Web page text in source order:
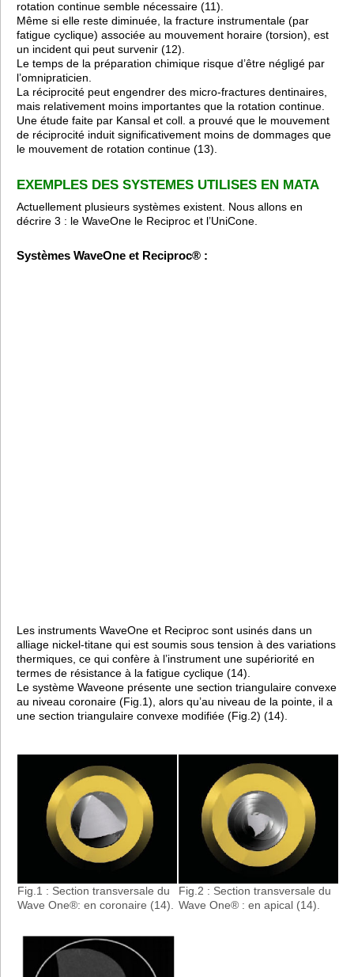
rotation continue semble nécessaire (11).
Même si elle reste diminuée, la fracture instrumentale (par
fatigue cyclique) associée au mouvement horaire (torsion), est
un incident qui peut survenir (12).
Le temps de la préparation chimique risque d’être négligé par
l’omnipraticien.
La réciprocité peut engendrer des micro-fractures dentinaires,
mais relativement moins importantes que la rotation continue.
Une étude faite par Kansal et coll. a prouvé que le mouvement
de réciprocité induit significativement moins de dommages que
le mouvement de rotation continue (13).
EXEMPLES DES SYSTEMES UTILISES EN MATA
Actuellement plusieurs systèmes existent. Nous allons en
décrire 3 : le WaveOne le Reciproc et l’UniCone.
Systèmes WaveOne et Reciproc® :
Les instruments WaveOne et Reciproc sont usinés dans un
alliage nickel-titane qui est soumis sous tension à des variations
thermiques, ce qui confère à l’instrument une supériorité en
termes de résistance à la fatigue cyclique (14).
Le système Waveone présente une section triangulaire convexe
au niveau coronaire (Fig.1), alors qu’au niveau de la pointe, il a
une section triangulaire convexe modifiée (Fig.2) (14).
Fig.1 : Section transversale du
Wave One®: en coronaire (14).
Fig.2 : Section transversale du
Wave One® : en apical (14).